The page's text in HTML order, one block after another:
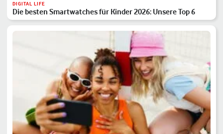
DIGITAL LIFE
Die besten Smartwatches für Kinder 2026: Unsere Top 6